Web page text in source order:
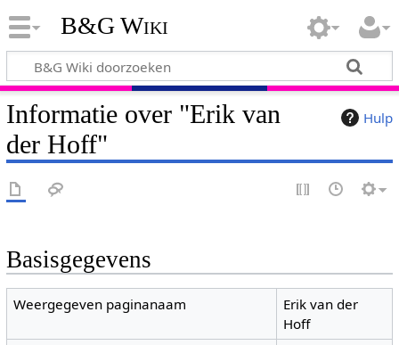
B&G Wiki
Hulp
Informatie over "Erik van
der Hoff"
Basisgegevens
Weergegeven paginanaam
Erik van der
Hoff